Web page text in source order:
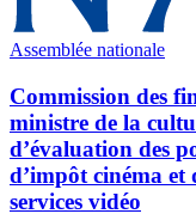
Assemblée nationale
Commission des
ministre de la
d’évaluation des
d’impôt cinéma et
services vidéo